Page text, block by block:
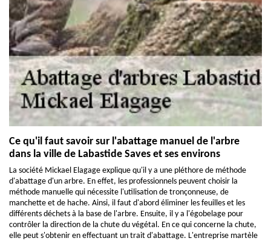
Ce qu'il faut savoir sur l'abattage manuel de l'arbre
dans la ville de Labastide Saves et ses environs
La société Mickael Elagage explique qu'il y a une pléthore de méthode
d'abattage d'un arbre. En effet, les professionnels peuvent choisir la
méthode manuelle qui nécessite l'utilisation de tronçonneuse, de
manchette et de hache. Ainsi, il faut d'abord éliminer les feuilles et les
différents déchets à la base de l'arbre. Ensuite, il y a l'égobelage pour
contrôler la direction de la chute du végétal. En ce qui concerne la chute,
elle peut s'obtenir en effectuant un trait d'abattage. L'entreprise martèle